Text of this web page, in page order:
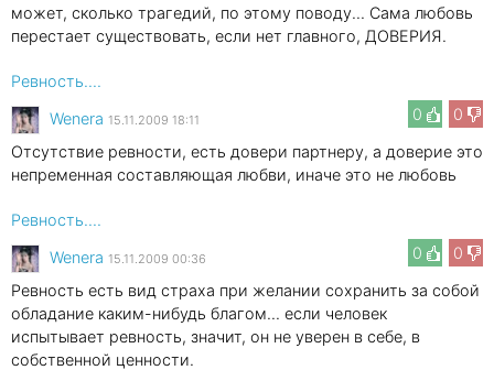
может, сколько трагедий, по этому поводу... Сама любовь
перестает существовать, если нет главного, ДОВЕРИЯ.
Ревность....
0
0
Wenеra 15.11.2009 18:11
Отсутствие ревности, есть довери партнеру, а доверие это
непременная составляющая любви, иначе это не любовь
Ревность....
0
0
Wenеra 15.11.2009 00:36
Ревность есть вид страха при желании сохранить за собой
обладание каким-нибудь благом... если человек
испытывает ревность, значит, он не уверен в себе, в
собственной ценности.